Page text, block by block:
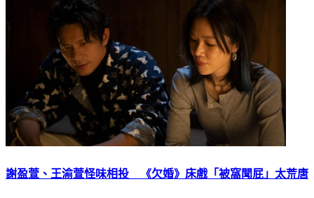
謝盈萱、王渝萱怪味相投 《欠婚》床戲「被窩聞屁」太荒唐